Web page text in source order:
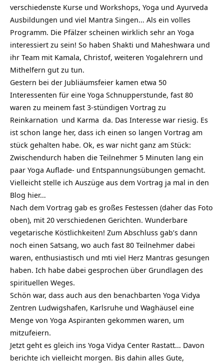
verschiedenste Kurse und Workshops, Yoga und Ayurveda
Ausbildungen und viel Mantra Singen… Als ein volles
Programm. Die Pfälzer scheinen wirklich sehr an Yoga
interessiert zu sein! So haben Shakti und Maheshwara und
ihr Team mit Kamala, Christof, weiteren Yogalehrern und
Mithelfern gut zu tun.
Gestern bei der Jubliäumsfeier kamen etwa 50
Interessenten für eine Yoga Schnupperstunde, fast 80
waren zu meinem fast 3-stündigen Vortrag zu
Reinkarnation und Karma da. Das Interesse war riesig. Es
ist schon lange her, dass ich einen so langen Vortrag am
stück gehalten habe. Ok, es war nicht ganz am Stück:
Zwischendurch haben die Teilnehmer 5 Minuten lang ein
paar Yoga Auflade- und Entspannungsübungen gemacht.
Vielleicht stelle ich Auszüge aus dem Vortrag ja mal in den
Blog hier…
Nach dem Vortrag gab es großes Festessen (daher das Foto
oben), mit 20 verschiedenen Gerichten. Wunderbare
vegetarische Köstlichkeiten! Zum Abschluss gab’s dann
noch einen Satsang, wo auch fast 80 Teilnehmer dabei
waren, enthusiastisch und mti viel Herz Mantras gesungen
haben. Ich habe dabei gesprochen über Grundlagen des
spirituellen Weges.
Schön war, dass auch aus den benachbarten Yoga Vidya
Zentren Ludwigshafen, Karlsruhe und Waghäusel eine
Menge von Yoga Aspiranten gekommen waren, um
mitzufeiern.
Jetzt geht es gleich ins Yoga Vidya Center Rastatt… Davon
berichte ich vielleicht morgen. Bis dahin alles Gute,